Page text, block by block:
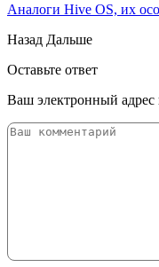
Аналоги Hive OS, их
Назад Дальше
Оставьте ответ
Ваш электронный адрес